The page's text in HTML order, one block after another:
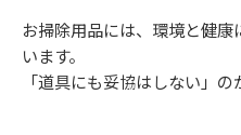
お掃除用品には、環境と健
います。
「道具にも妥協はしない」の